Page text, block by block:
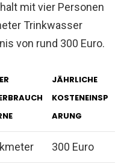
mit vier Personen
Trinkwasser
von rund 300 Euro.
JÄHRLICHE
KOSTENEINSP
ARUNG
300 Euro